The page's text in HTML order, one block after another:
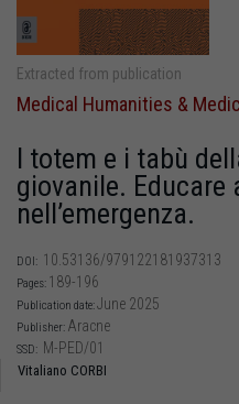
Extracted from publication
Medical Humanities &
I totem e i tabù
giovanile. Educare
nell’emergenza.
DOI: 10.53136/979122181937313
Pages: 189-196
Publication date:June 2025
Publisher: Aracne
SSD: M-PED/01
Vitaliano CORBI